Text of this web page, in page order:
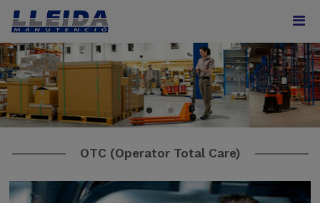
OTC (Operator Total Care)